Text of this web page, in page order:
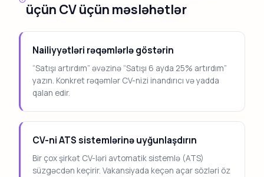
üçün CV üçün məsləhətlər
Nailiyyətləri rəqəmlərlə göstərin
“Satışı artırdım” əvəzinə “Satışı 6 ayda 25% artırdım”
yazın. Konkret rəqəmlər CV-nizi inandırıcı və yadda
qalan edir.
CV-ni ATS sistemlərinə uyğunlaşdırın
Bir çox şirkət CV-ləri avtomatik sistemlə (ATS)
süzgəcdən keçirir. Vakansiyada keçən açar sözləri öz